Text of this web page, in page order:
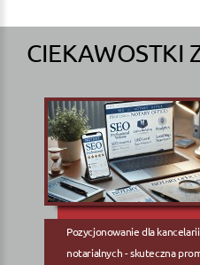
CIEKAWOSTKI
Pozycjonowanie dla kancelarii
notarialnych - skuteczna